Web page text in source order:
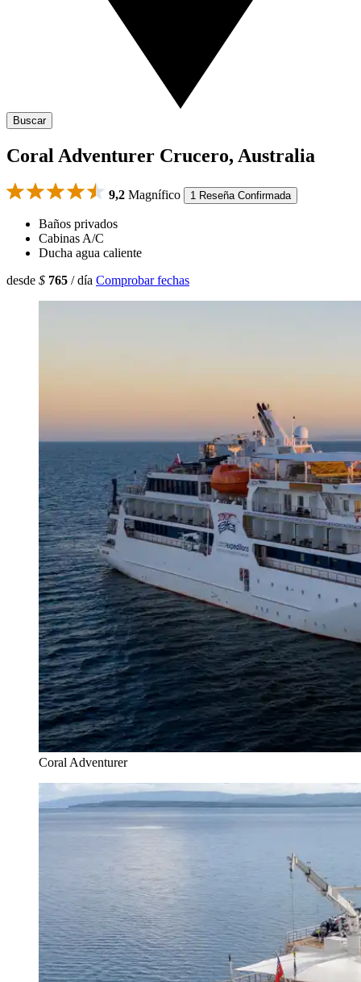
Buscar
Coral Adventurer Crucero, Australia
9,2 Magnífico 1 Reseña Confirmada
Baños privados
Cabinas A/C
Ducha agua caliente
desde $ 765 / día Comprobar fechas
Coral Adventurer